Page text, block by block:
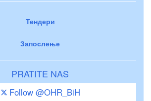
Тендери
Запослење
PRATITE NAS
Follow @OHR_BiH